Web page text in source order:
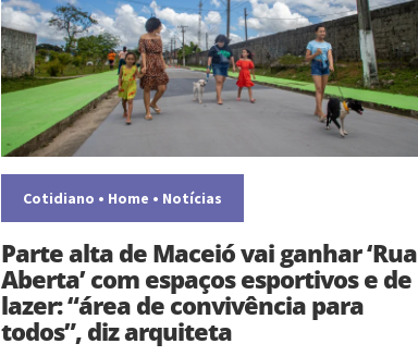
Cotidiano • Home • Notícias
Parte alta de Maceió vai ganhar ‘Rua
Aberta’ com espaços esportivos e de
lazer: “área de convivência para
todos”, diz arquiteta